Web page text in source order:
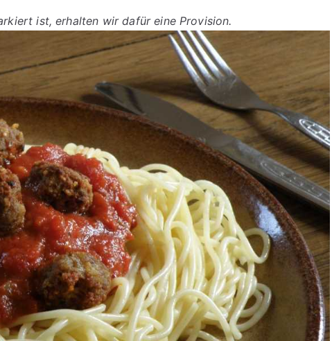
ist, erhalten wir dafür eine Provision.